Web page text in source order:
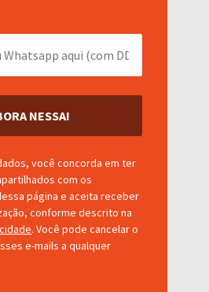
NESSA!
você concorda em ter
com os
página e aceita receber
conforme descrito na
. Você pode cancelar o
e-mails a qualquer